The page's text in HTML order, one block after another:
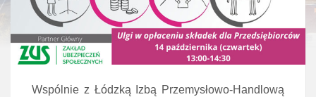
Wspólnie z Łódzką Izbą Przemysłowo-Handlową